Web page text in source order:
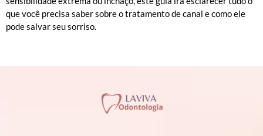
que você precisa saber sobre o tratamento de canal e como ele
pode salvar seu sorriso.